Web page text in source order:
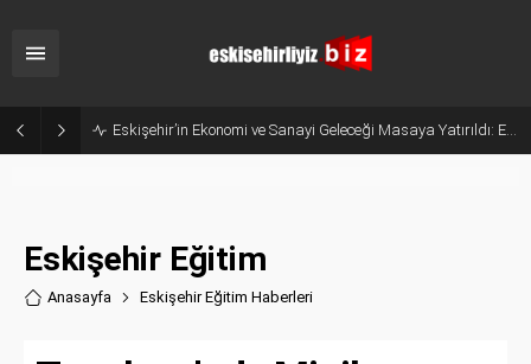
Belçika’dan Eskişehir’e Ticaret Köprüsü: Belediye Başkanı Emir Kır MÜSİAD’ı Ziyaret Etti
Eskişehir Eğitim
Anasayfa Eskişehir Eğitim Haberleri